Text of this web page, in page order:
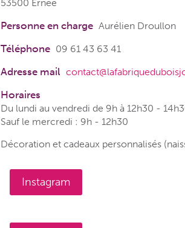
53500 Ernée
Personne en charge Aurélien Droullon
Téléphone 09 61 43 63 41
Adresse mail
Horaires
Du lundi au vendredi de 9h à 12h30 -
Sauf le mercredi : 9h - 12h30
Décoration et cadeaux personnalisés
Instagram